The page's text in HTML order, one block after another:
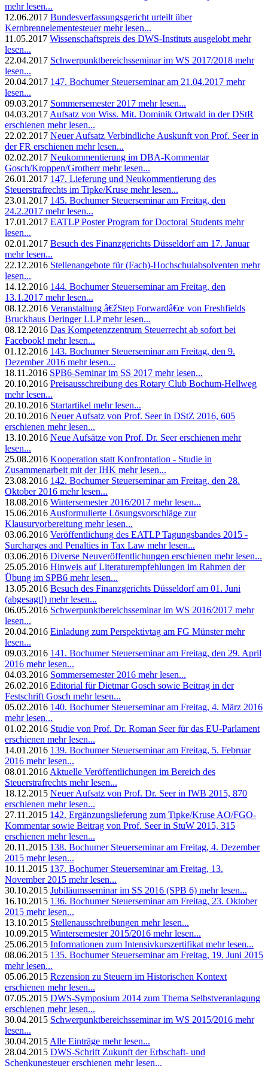
mehr lesen...
12.06.2017 Bundesverfassungsgericht urteilt über
Kernbrennelementesteuer mehr lesen...
11.05.2017 Wissenschaftspreis des DWS-Instituts ausgelobt mehr
lesen...
22.04.2017 Schwerpunktbereichsseminar im WS 2017/2018 mehr
lesen...
20.04.2017 147. Bochumer Steuerseminar am 21.04.2017 mehr
lesen...
09.03.2017 Sommersemester 2017 mehr lesen...
04.03.2017 Aufsatz von Wiss. Mit. Dominik Ortwald in der DStR
erschienen mehr lesen...
22.02.2017 Neuer Aufsatz Verbindliche Auskunft von Prof. Seer in
der FR erschienen mehr lesen...
02.02.2017 Neukommentierung im DBA-Kommentar
Gosch/Kroppen/Grotherr mehr lesen...
26.01.2017 147. Lieferung und Neukommentierung des
Steuerstrafrechts im Tipke/Kruse mehr lesen...
23.01.2017 145. Bochumer Steuerseminar am Freitag, den
24.2.2017 mehr lesen...
17.01.2017 EATLP Poster Program for Doctoral Students mehr
lesen...
02.01.2017 Besuch des Finanzgerichts Düsseldorf am 17. Januar
mehr lesen...
22.12.2016 Stellenangebote für (Fach)-Hochschulabsolventen mehr
lesen...
14.12.2016 144. Bochumer Steuerseminar am Freitag, den
13.1.2017 mehr lesen...
08.12.2016 Veranstaltung â€žStep Forwardâ€œ von Freshfields
Bruckhaus Deringer LLP mehr lesen...
08.12.2016 Das Kompetenzzentrum Steuerrecht ab sofort bei
Facebook! mehr lesen...
01.12.2016 143. Bochumer Steuerseminar am Freitag, den 9.
Dezember 2016 mehr lesen...
18.11.2016 SPB6-Seminar im SS 2017 mehr lesen...
20.10.2016 Preisausschreibung des Rotary Club Bochum-Hellweg
mehr lesen...
20.10.2016 Startartikel mehr lesen...
20.10.2016 Neuer Aufsatz von Prof. Seer in DStZ 2016, 605
erschienen mehr lesen...
13.10.2016 Neue Aufsätze von Prof. Dr. Seer erschienen mehr
lesen...
25.08.2016 Kooperation statt Konfrontation - Studie in
Zusammenarbeit mit der IHK mehr lesen...
23.08.2016 142. Bochumer Steuerseminar am Freitag, den 28.
Oktober 2016 mehr lesen...
18.08.2016 Wintersemester 2016/2017 mehr lesen...
15.06.2016 Ausformulierte Lösungsvorschläge zur
Klausurvorbereitung mehr lesen...
03.06.2016 Veröffentlichung des EATLP Tagungsbandes 2015 -
Surcharges and Penalties in Tax Law mehr lesen...
03.06.2016 Diverse Neuveröffentlichungen erschienen mehr lesen...
25.05.2016 Hinweis auf Literaturempfehlungen im Rahmen der
Übung im SPB6 mehr lesen...
13.05.2016 Besuch des Finanzgerichts Düsseldorf am 01. Juni
(abgesagt!) mehr lesen...
06.05.2016 Schwerpunktbereichsseminar im WS 2016/2017 mehr
lesen...
20.04.2016 Einladung zum Perspektivtag am FG Münster mehr
lesen...
09.03.2016 141. Bochumer Steuerseminar am Freitag, den 29. April
2016 mehr lesen...
04.03.2016 Sommersemester 2016 mehr lesen...
26.02.2016 Editorial für Dietmar Gosch sowie Beitrag in der
Festschrift Gosch mehr lesen...
05.02.2016 140. Bochumer Steuerseminar am Freitag, 4. März 2016
mehr lesen...
01.02.2016 Studie von Prof. Dr. Roman Seer für das EU-Parlament
erschienen mehr lesen...
14.01.2016 139. Bochumer Steuerseminar am Freitag, 5. Februar
2016 mehr lesen...
08.01.2016 Aktuelle Veröffentlichungen im Bereich des
Steuerstrafrechts mehr lesen...
18.12.2015 Neuer Aufsatz von Prof. Dr. Seer in IWB 2015, 870
erschienen mehr lesen...
27.11.2015 142. Ergänzungslieferung zum Tipke/Kruse AO/FGO-
Kommentar sowie Beitrag von Prof. Seer in StuW 2015, 315
erschienen mehr lesen...
20.11.2015 138. Bochumer Steuerseminar am Freitag, 4. Dezember
2015 mehr lesen...
10.11.2015 137. Bochumer Steuerseminar am Freitag, 13.
November 2015 mehr lesen...
30.10.2015 Jubiläumsseminar im SS 2016 (SPB 6) mehr lesen...
16.10.2015 136. Bochumer Steuerseminar am Freitag, 23. Oktober
2015 mehr lesen...
13.10.2015 Stellenausschreibungen mehr lesen...
10.09.2015 Wintersemester 2015/2016 mehr lesen...
25.06.2015 Informationen zum Intensivkurszertifikat mehr lesen...
08.06.2015 135. Bochumer Steuerseminar am Freitag, 19. Juni 2015
mehr lesen...
05.06.2015 Rezension zu Steuern im Historischen Kontext
erschienen mehr lesen...
07.05.2015 DWS-Symposium 2014 zum Thema Selbstveranlagung
erschienen mehr lesen...
30.04.2015 Schwerpunktbereichsseminar im WS 2015/2016 mehr
lesen...
30.04.2015 Alle Einträge mehr lesen...
28.04.2015 DWS-Schrift Zukunft der Erbschaft- und
Schenkungsteuer erschienen mehr lesen...